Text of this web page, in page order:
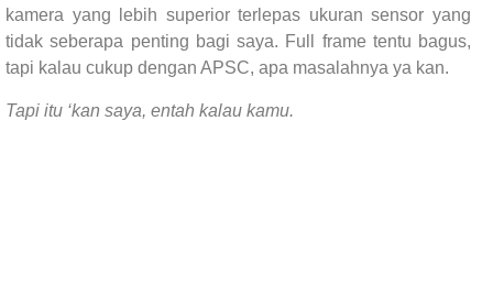
kamera yang lebih superior terlepas ukuran sensor yang
tidak seberapa penting bagi saya. Full frame tentu bagus,
tapi kalau cukup dengan APSC, apa masalahnya ya kan.
Tapi itu ‘kan saya, entah kalau kamu.